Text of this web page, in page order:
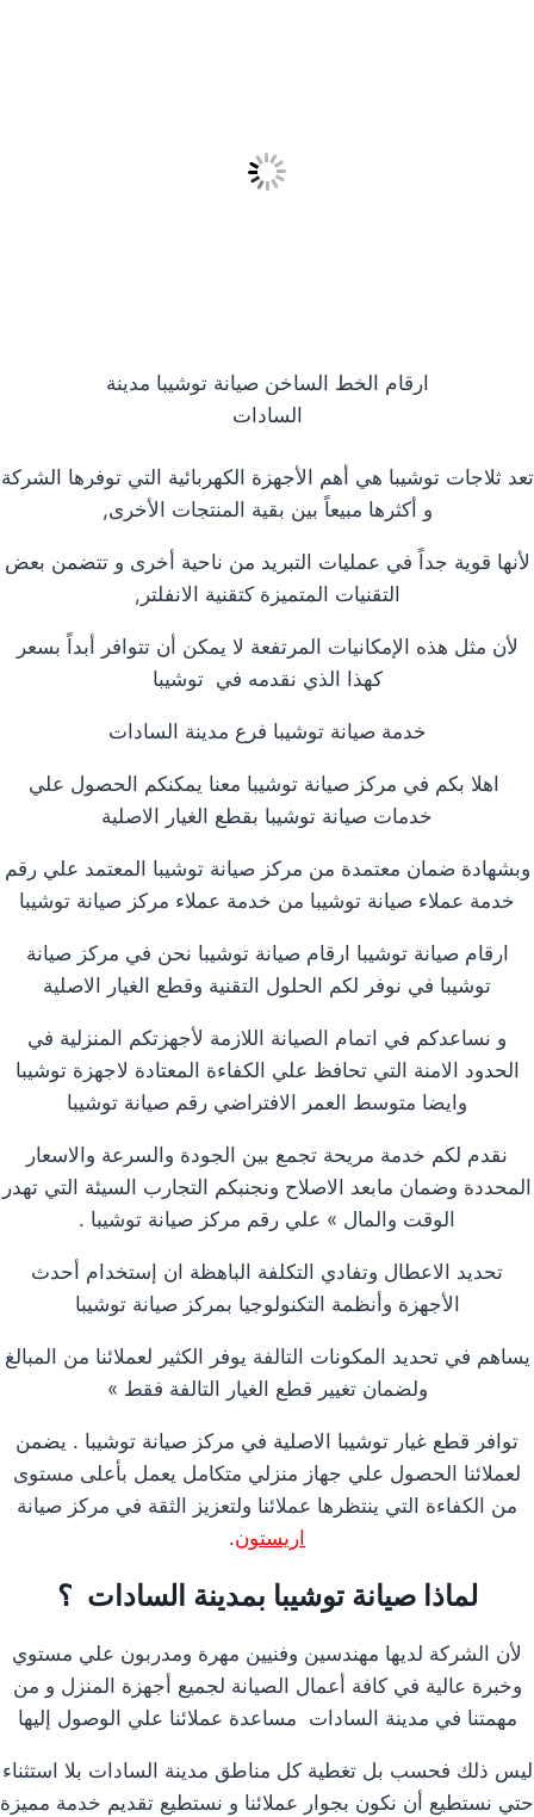
ارقام الخط الساخن صيانة توشيبا مدينة
السادات
تعد ثلاجات توشيبا هي أهم الأجهزة الكهربائية التي توفرها الشركة
و أكثرها مبيعاً بين بقية المنتجات الأخرى,
لأنها قوية جداً في عمليات التبريد من ناحية أخرى و تتضمن بعض
التقنيات المتميزة كتقنية الانفلتر,
لأن مثل هذه الإمكانيات المرتفعة لا يمكن أن تتوافر أبداً بسعر
كهذا الذي نقدمه في توشيبا
خدمة صيانة توشيبا فرع مدينة السادات
اهلا بكم في مركز صيانة توشيبا معنا يمكنكم الحصول علي
خدمات صيانة توشيبا بقطع الغيار الاصلية
وبشهادة ضمان معتمدة من مركز صيانة توشيبا المعتمد علي رقم
خدمة عملاء صيانة توشيبا من خدمة عملاء مركز صيانة توشيبا
ارقام صيانة توشيبا ارقام صيانة توشيبا نحن في مركز صيانة
توشيبا في نوفر لكم الحلول التقنية وقطع الغيار الاصلية
و نساعدكم في اتمام الصيانة اللازمة لأجهزتكم المنزلية في
الحدود الامنة التي تحافظ علي الكفاءة المعتادة لاجهزة توشيبا
وايضا متوسط العمر الافتراضي رقم صيانة توشيبا
نقدم لكم خدمة مريحة تجمع بين الجودة والسرعة والاسعار
المحددة وضمان مابعد الاصلاح ونجنبكم التجارب السيئة التي تهدر
الوقت والمال » علي رقم مركز صيانة توشيبا .
تحديد الاعطال وتفادي التكلفة الباهظة ان إستخدام أحدث
الأجهزة وأنظمة التكنولوجيا بمركز صيانة توشيبا
يساهم في تحديد المكونات التالفة يوفر الكثير لعملائنا من المبالغ
ولضمان تغيير قطع الغيار التالفة فقط »
توافر قطع غيار توشيبا الاصلية في مركز صيانة توشيبا . يضمن
لعملائنا الحصول علي جهاز منزلي متكامل يعمل بأعلى مستوى
من الكفاءة التي ينتظرها عملائنا ولتعزيز الثقة في مركز صيانة
اريستون.
لماذا صيانة توشيبا بمدينة السادات ؟
لأن الشركة لديها مهندسين وفنيين مهرة ومدربون علي مستوي
وخبرة عالية في كافة أعمال الصيانة لجميع أجهزة المنزل و من
مهمتنا في مدينة السادات مساعدة عملائنا علي الوصول إليها
ليس ذلك فحسب بل تغطية كل مناطق مدينة السادات بلا استثناء
حتي نستطيع أن نكون بجوار عملائنا و نستطيع تقديم خدمة مميزة